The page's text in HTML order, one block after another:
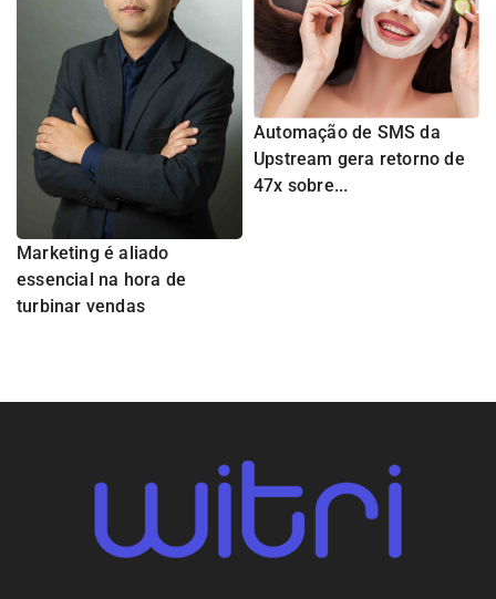
Marketing é aliado
essencial na hora de
turbinar vendas
Automação de SMS da
Upstream gera retorno de
47x sobre...